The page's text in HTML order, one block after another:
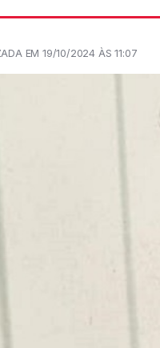
EM 19/10/2024 ÀS 11:07